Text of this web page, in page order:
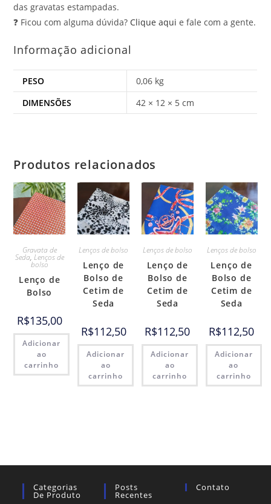
das gravatas estampadas.
❓ Ficou com alguma dúvida? Clique aqui e fale com a gente.
Informação adicional
PESO
0,06 kg
DIMENSÕES
42 × 12 × 5 cm
Produtos relacionados
Gravata de
Seda, Lenços de
bolso
Lenço de
Bolso
R$135,00
Adicionar
ao
carrinho
Lenços de bolso
Lenço de
Bolso de
Cetim de
Seda
R$112,50
Adicionar
ao
carrinho
Lenços de bolso
Lenço de
Bolso de
Cetim de
Seda
R$112,50
Adicionar
ao
carrinho
Lenços de bolso
Lenço de
Bolso de
Cetim de
Seda
R$112,50
Adicionar
ao
carrinho
Categorias
De Produto
Posts
Recentes
Contato